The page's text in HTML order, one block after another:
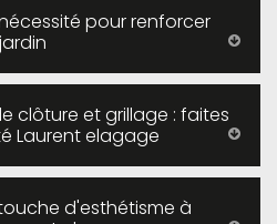
pour renforcer
clôture et grillage : faites
Laurent elagage
d'esthétisme à